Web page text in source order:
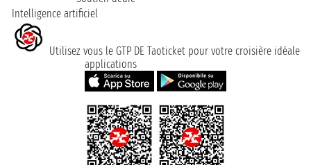
Intelligence artificiel
Utilisez vous le GTP DE Taoticket pour votre croisière idéale
applications